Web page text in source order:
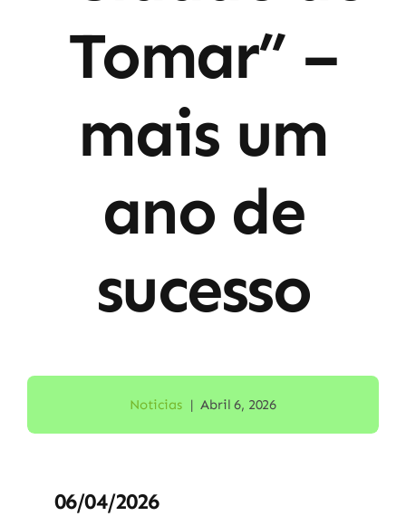
Tomar” –
mais um
ano de
sucesso
Noticias | Abril 6, 2026
06/04/2026